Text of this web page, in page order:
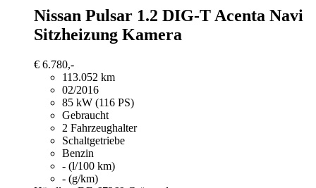
Nissan Pulsar 1.2 DIG-T Acenta Navi
Sitzheizung Kamera
€ 6.780,-
113.052 km
02/2016
85 kW (116 PS)
Gebraucht
2 Fahrzeughalter
Schaltgetriebe
Benzin
- (l/100 km)
- (g/km)